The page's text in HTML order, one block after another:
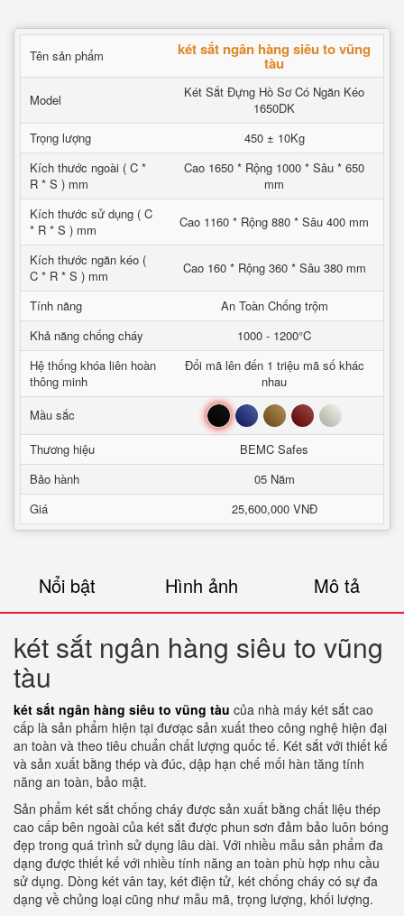
Tên sản phẩm két sắt ngân hàng siêu to vũng
tàu
Model
Két Sắt Đựng Hồ Sơ Có Ngăn Kéo
1650DK
Trọng lượng
450 ± 10Kg
Kích thước ngoài ( C *
R * S ) mm
Cao 1650 * Rộng 1000 * Sâu * 650
mm
Kích thước sử dụng ( C
* R * S ) mm
Cao 1160 * Rộng 880 * Sâu 400 mm
Kích thước ngăn kéo (
C * R * S ) mm
Cao 160 * Rộng 360 * Sâu 380 mm
Tính năng
An Toàn Chống trộm
Khả năng chống cháy
1000 - 1200°C
Hệ thống khóa liên hoàn
thông minh
Đổi mã lên đến 1 triệu mã số khác
nhau
Mầu sắc
Đen Xanh Nâu Đỏ Trắng
Thương hiệu
BEMC Safes
Bảo hành
05 Năm
Giá
25,600,000 VNĐ
Nổi bật Hình ảnh Mô tả
két sắt ngân hàng siêu to vũng
tàu
két sắt ngân hàng siêu to vũng tàu của nhà máy két sắt cao
cấp là sản phẩm hiện tại đươạc sản xuất theo công nghệ hiện đại
an toàn và theo tiêu chuẩn chất lượng quốc tế. Két sắt với thiết kế
và sản xuất bằng thép và đúc, dập hạn chế mối hàn tăng tính
năng an toàn, bảo mật.
Sản phẩm két sắt chống cháy được sản xuất bằng chất liệu thép
cao cấp bên ngoài của két sắt được phun sơn đảm bảo luôn bóng
đẹp trong quá trình sử dụng lâu dài. Với nhiều mẫu sản phẩm đa
dạng được thiết kế với nhiều tính năng an toàn phù hợp nhu cầu
sử dụng. Dòng két vân tay, két điện tử, két chống cháy có sự đa
dạng về chủng loại cũng như mẫu mã, trọng lượng, khối lượng.